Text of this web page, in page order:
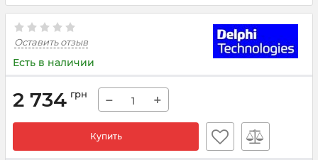
Оставить отзыв
Есть в наличии
2 734 грн − +
Купить